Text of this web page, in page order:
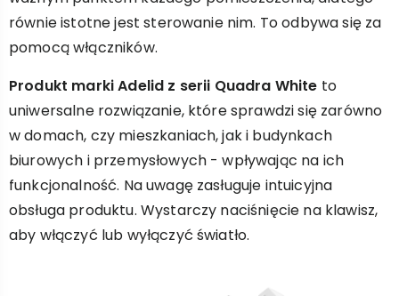
równie istotne jest sterowanie nim. To odbywa się za
pomocą włączników.
Produkt marki Adelid z serii Quadra White to
uniwersalne rozwiązanie, które sprawdzi się zarówno
w domach, czy mieszkaniach, jak i budynkach
biurowych i przemysłowych - wpływając na ich
funkcjonalność. Na uwagę zasługuje intuicyjna
obsługa produktu. Wystarczy naciśnięcie na klawisz,
aby włączyć lub wyłączyć światło.